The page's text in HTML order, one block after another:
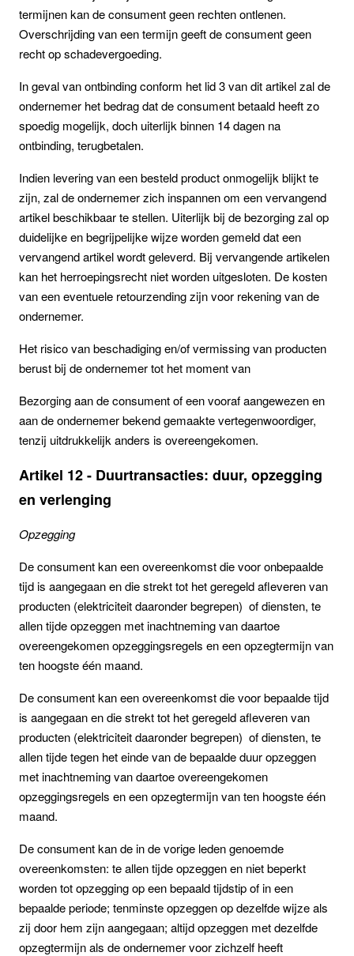
termijnen kan de consument geen rechten ontlenen.
Overschrijding van een termijn geeft de consument geen
recht op schadevergoeding.
In geval van ontbinding conform het lid 3 van dit artikel zal de
ondernemer het bedrag dat de consument betaald heeft zo
spoedig mogelijk, doch uiterlijk binnen 14 dagen na
ontbinding, terugbetalen.
Indien levering van een besteld product onmogelijk blijkt te
zijn, zal de ondernemer zich inspannen om een vervangend
artikel beschikbaar te stellen. Uiterlijk bij de bezorging zal op
duidelijke en begrijpelijke wijze worden gemeld dat een
vervangend artikel wordt geleverd. Bij vervangende artikelen
kan het herroepingsrecht niet worden uitgesloten. De kosten
van een eventuele retourzending zijn voor rekening van de
ondernemer.
Het risico van beschadiging en/of vermissing van producten
berust bij de ondernemer tot het moment van
Bezorging aan de consument of een vooraf aangewezen en
aan de ondernemer bekend gemaakte vertegenwoordiger,
tenzij uitdrukkelijk anders is overeengekomen.
Artikel 12 - Duurtransacties: duur, opzegging
en verlenging
Opzegging
De consument kan een overeenkomst die voor onbepaalde
tijd is aangegaan en die strekt tot het geregeld afleveren van
producten (elektriciteit daaronder begrepen) of diensten, te
allen tijde opzeggen met inachtneming van daartoe
overeengekomen opzeggingsregels en een opzegtermijn van
ten hoogste één maand.
De consument kan een overeenkomst die voor bepaalde tijd
is aangegaan en die strekt tot het geregeld afleveren van
producten (elektriciteit daaronder begrepen) of diensten, te
allen tijde tegen het einde van de bepaalde duur opzeggen
met inachtneming van daartoe overeengekomen
opzeggingsregels en een opzegtermijn van ten hoogste één
maand.
De consument kan de in de vorige leden genoemde
overeenkomsten: te allen tijde opzeggen en niet beperkt
worden tot opzegging op een bepaald tijdstip of in een
bepaalde periode; tenminste opzeggen op dezelfde wijze als
zij door hem zijn aangegaan; altijd opzeggen met dezelfde
opzegtermijn als de ondernemer voor zichzelf heeft